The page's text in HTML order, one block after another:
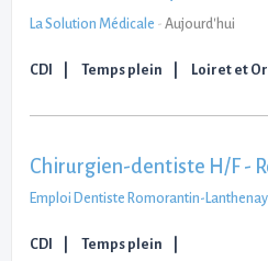
La Solution Médicale - Aujourd'hui
CDI Temps plein Loiret et
Chirurgien-dentiste H/F -
Emploi Dentiste Romorantin-
CDI
Temps plein